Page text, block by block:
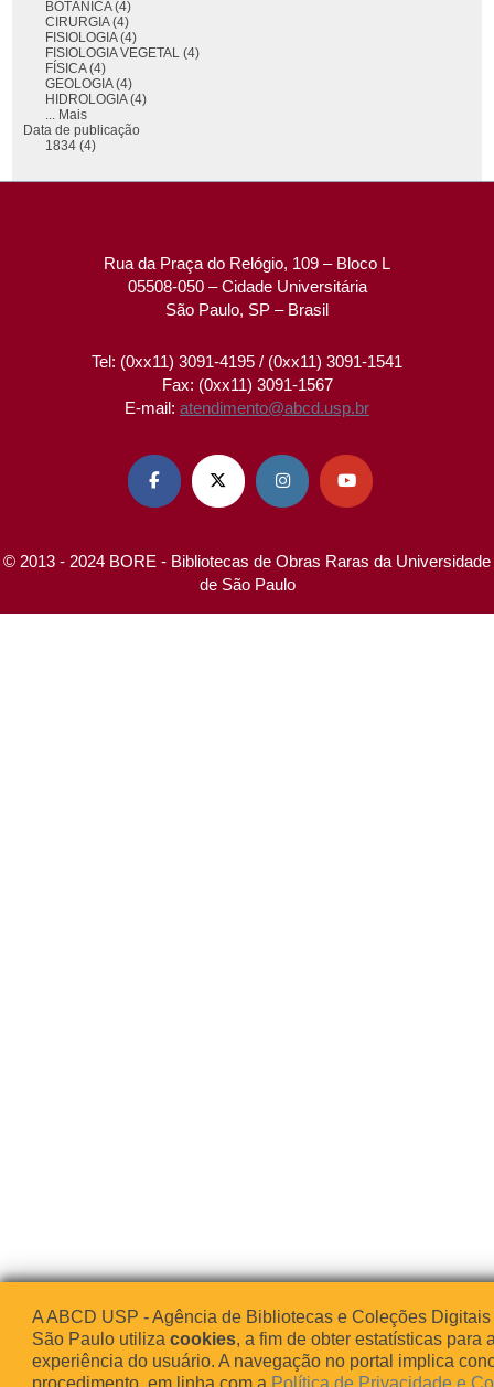
BOTÂNICA (4)
CIRURGIA (4)
FISIOLOGIA (4)
FISIOLOGIA VEGETAL (4)
FÍSICA (4)
GEOLOGIA (4)
HIDROLOGIA (4)
... Mais
Data de publicação
1834 (4)
Rua da Praça do Relógio, 109 – Bloco L
05508-050 – Cidade Universitária
São Paulo, SP – Brasil
Tel: (0xx11) 3091-4195 / (0xx11) 3091-1541
Fax: (0xx11) 3091-1567
E-mail: atendimento@abcd.usp.br
   
© 2013 - 2024 BORE - Bibliotecas de Obras Raras da Universidade
de São Paulo
A ABCD USP - Agência de Bibliotecas e Coleções
São Paulo utiliza cookies, a fim de obter estatísticas para
experiência do usuário. A navegação no portal implica
procedimento, em linha com a Política de Privacidade e